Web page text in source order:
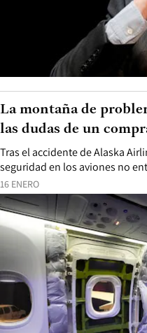
16 ENERO
Tras el accidente de Alaska
seguridad en los aviones no
La montaña de
las dudas de un